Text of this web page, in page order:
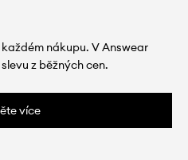
nákupu. V Answear
z běžných cen.
více